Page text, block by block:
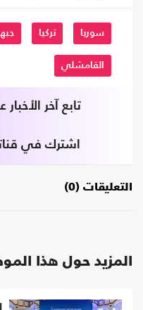
سوريا تركيا
القامشلي
تابع آخر
اشترك في
التعليقات (0)
المزيد حول هذا